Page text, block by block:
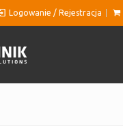
Logowanie / Rejestracja